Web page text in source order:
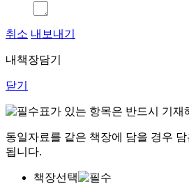
취소 내보내기
내책장담기
닫기
표가 있는 항목은 반드시 기재
동일자료를 같은 책장에 담을 경우
됩니다.
책장선택